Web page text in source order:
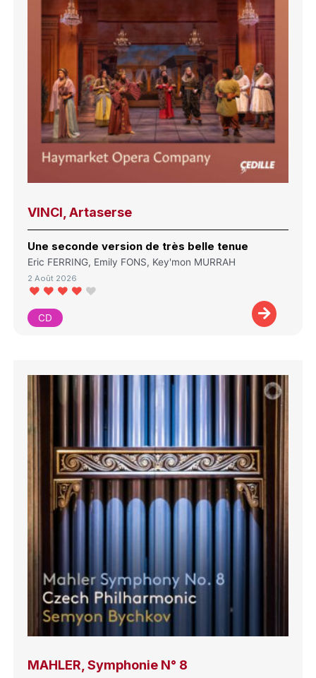
VINCI, Artaserse
Une seconde version de très belle tenue
Eric FERRING, Emily FONS, Key'mon MURRAH
2 Août 2026
CD
MAHLER, Symphonie N° 8